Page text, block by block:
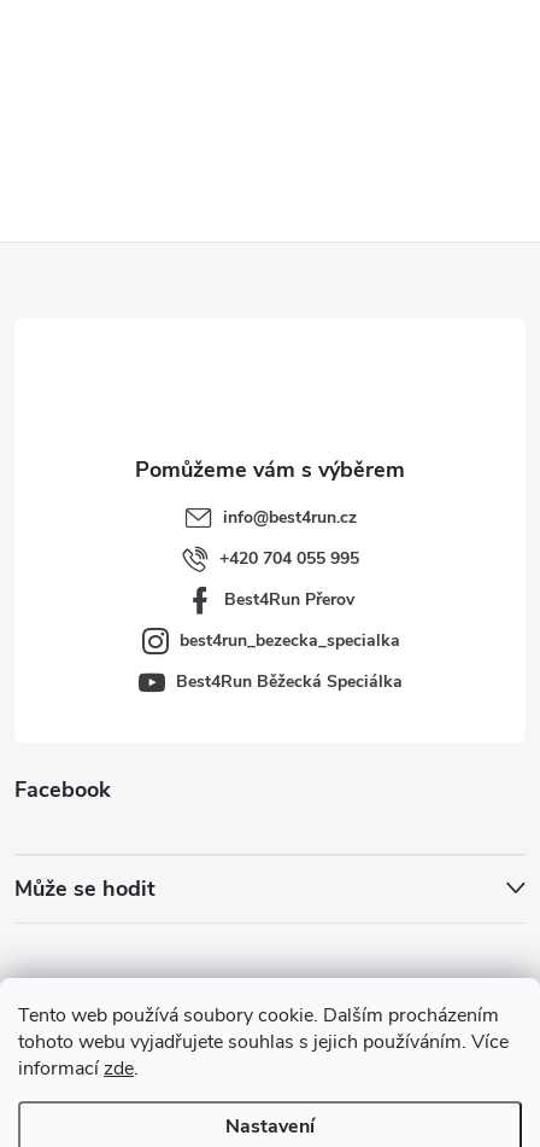
Tento web používá soubory cookie. Dalším procházením
tohoto webu vyjadřujete souhlas s jejich používáním. Více
informacízde.
Nastavení
Facebook
Může se hodit
info@best4run.cz
+420 704 055 995
Best4Run Přerov
best4run_bezecka_specialka
Best4Run Běžecká Speciálka